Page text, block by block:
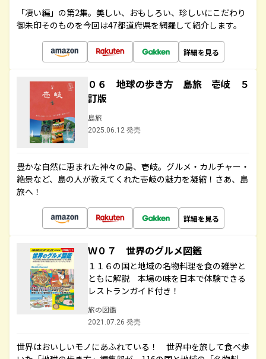
「凄い編」の第2集。美しい、おもしろい、珍しいにこだわり
御朱印そのものを今回は47都道府県を網羅して紹介します。
詳細を見る
０６ 地球の歩き方 島旅 壱岐 ５
訂版
島旅
2025.06.12 発売
豊かな自然に恵まれた神々の島、壱岐。グルメ・カルチャー・
絶景など、島の人が教えてくれた壱岐の魅力を凝縮！さあ、島
旅へ！
詳細を見る
Ｗ０７ 世界のグルメ図鑑
１１６の国と地域の名物料理を食の雑学と
ともに解説 本場の味を日本で体験できる
レストランガイド付き！
旅の図鑑
2021.07.26 発売
世界はおいしいモノにあふれている！ 世界中を旅して食べ歩